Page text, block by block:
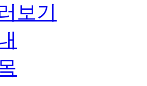
보기